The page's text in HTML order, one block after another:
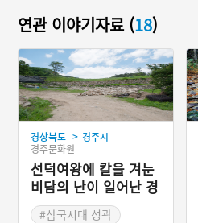
연관 이야기자료 (18)
경상북도 > 경주시
경주문화원
선덕여왕에 칼을 겨눈
비담의 난이 일어난 경
주 명활성
#삼국시대 성곽